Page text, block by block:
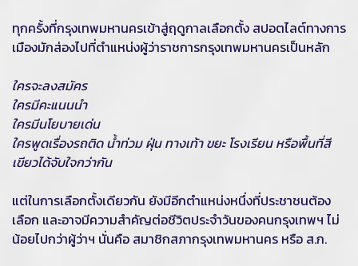
ทุกครั้งที่กรุงเทพมหานครเข้าสู่ฤดูกาลเลือกตั้ง สปอตไลต์ทางการ
เมืองมักส่องไปที่ตำแหน่งผู้ว่าราชการกรุงเทพมหานครเป็นหลัก
ใครจะลงสมัคร
ใครมีคะแนนนำ
ใครมีนโยบายเด่น
ใครพูดเรื่องรถติด น้ำท่วม ฝุ่น ทางเท้า ขยะ โรงเรียน หรือพื้นที่สี
เขียวได้จับใจกว่ากัน
แต่ในการเลือกตั้งเดียวกัน ยังมีอีกตำแหน่งหนึ่งที่ประชาชนต้อง
เลือก และอาจมีความสำคัญต่อชีวิตประจำวันของคนกรุงเทพฯ ไม่
น้อยไปกว่าผู้ว่าฯ นั่นคือ สมาชิกสภากรุงเทพมหานคร หรือ ส.ก.